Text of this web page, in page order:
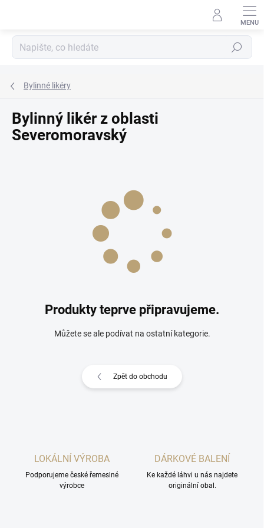
Hledat
Bylinné likéry
Bylinný likér z oblasti
Severomoravský
Produkty teprve připravujeme.
Můžete se ale podívat na ostatní kategorie.
Zpět do obchodu
LOKÁLNÍ VÝROBA
Podporujeme české řemeslné
výrobce
DÁRKOVÉ BALENÍ
Ke každé láhvi u nás najdete
originální obal.